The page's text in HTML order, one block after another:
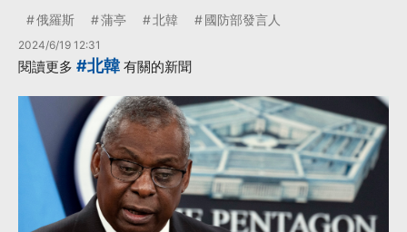
俄羅斯 蒲亭 北韓 國防部發言人
2024/6/19 12:31
閱讀更多 #北韓 有關的新聞